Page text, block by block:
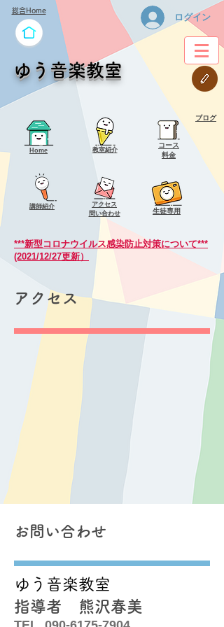
ゆう音楽教室
ログイン
総合Home
Home 教室紹介
コース
料金
ブログ
講師紹介
アクセス
問い合わせ
​生徒専用
***新型コロナウイルス感染防止対策について***
(2021/12/27更新）
アクセス
お問い合わせ
ゆう音楽教室
指導者 熊沢春美